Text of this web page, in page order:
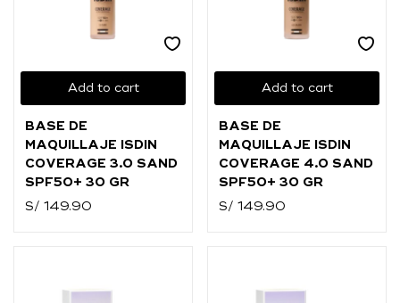
Add to cart
BASE DE
MAQUILLAJE ISDIN
COVERAGE 3.0 SAND
SPF50+ 30 GR
S/ 149.90
Add to cart
BASE DE
MAQUILLAJE ISDIN
COVERAGE 4.0 SAND
SPF50+ 30 GR
S/ 149.90